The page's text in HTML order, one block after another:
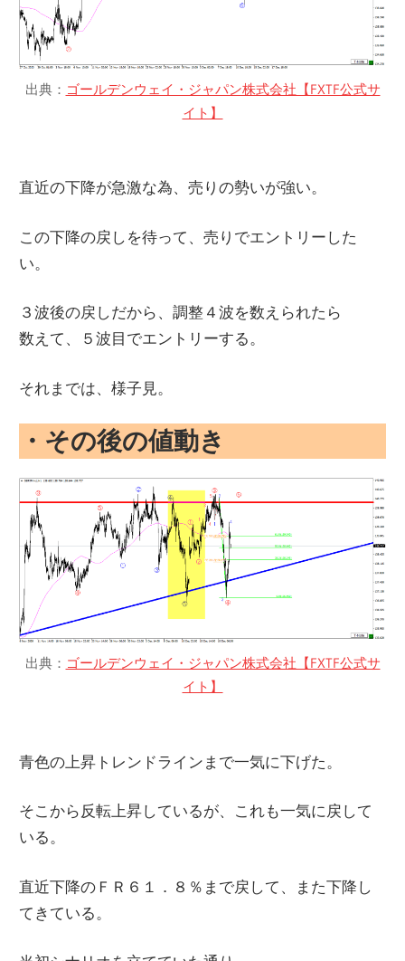
出典： ゴールデンウェイ・ジャパン株式会社【FXTF公式サ
イト】
直近の下降が急激な為、売りの勢いが強い。
この下降の戻しを待って、売りでエントリーした
い。
３波後の戻しだから、調整４波を数えられたら
数えて、５波目でエントリーする。
それまでは、様子見。
・その後の値動き
出典： ゴールデンウェイ・ジャパン株式会社【FXTF公式サ
イト】
青色の上昇トレンドラインまで一気に下げた。
そこから反転上昇しているが、これも一気に戻して
いる。
直近下降のＦＲ６１．８％まで戻して、また下降し
てきている。